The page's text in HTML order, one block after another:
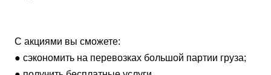
С акциями вы сможете:
● сэкономить на перевозках большой партии груза;